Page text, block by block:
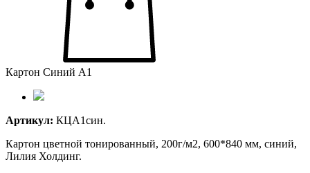
Картон Синий А1
Артикул: КЦА1син.
Картон цветной тонированный, 200г/м2, 600*840 мм, синий,
Лилия Холдинг.